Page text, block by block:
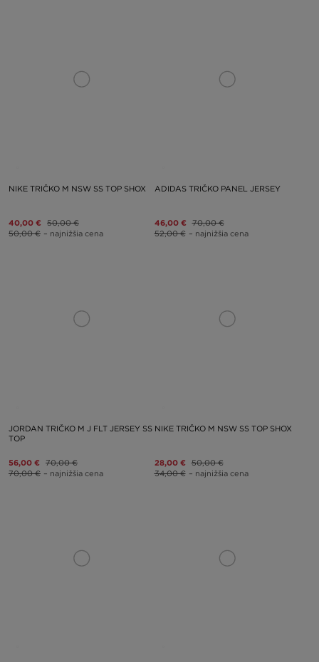
NIKE TRIČKO M NSW SS TOP SHOX
40,00 € 50,00 €
50,00 € – najnižšia cena
ADIDAS TRIČKO PANEL JERSEY
46,00 € 70,00 €
52,00 € – najnižšia cena
JORDAN TRIČKO M J FLT JERSEY SS
TOP
56,00 € 70,00 €
70,00 € – najnižšia cena
NIKE TRIČKO M NSW SS TOP SHOX
28,00 € 50,00 €
34,00 € – najnižšia cena